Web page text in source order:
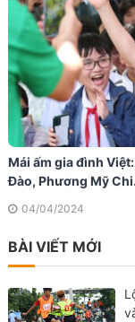
Mái ấm gia đình
Đào, Phương Mỹ
04/04/2024
BÀI VIẾT MỚI